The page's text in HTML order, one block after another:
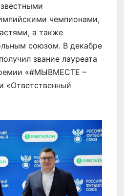
чемпионами,
а также
союзом. В декабре
звание лауреата
«#МЫВМЕСТЕ –
«Ответственный